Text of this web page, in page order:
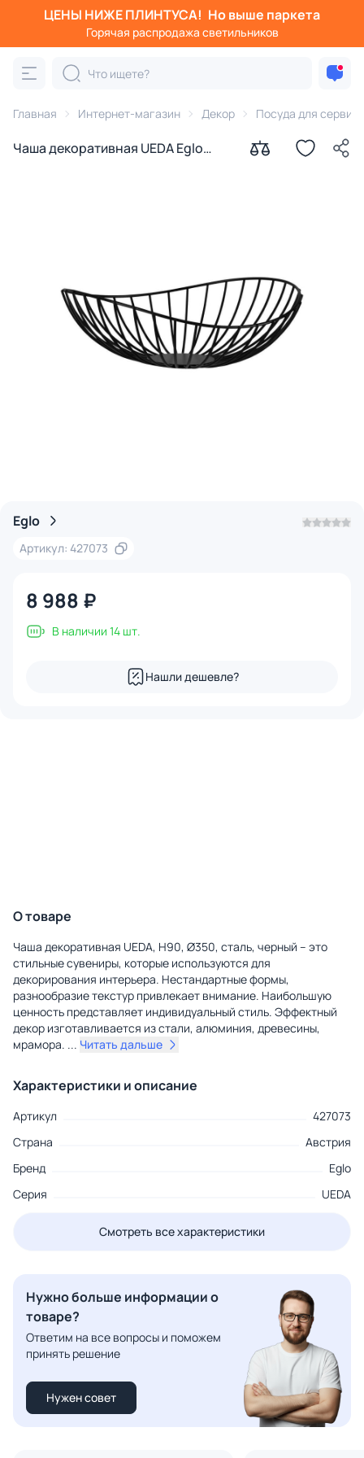
ЦЕНЫ НИЖЕ ПЛИНТУСА! Но выше паркета
Горячая распродажа светильников
Главная Интернет-магазин Декор Посуда для
Чаша декоративная UEDA Eglo
Eglo
Артикул: 427073
8 988 ₽
В наличии 14 шт.
Нашли дешевле?
О товаре
Чаша декоративная UEDA, H90, Ø350, сталь, черный – это
стильные сувениры, которые используются для
декорирования интерьера. Нестандартные формы,
разнообразие текстур привлекает внимание. Наибольшую
ценность представляет индивидуальный стиль. Эффектный
декор изготавливается из стали, алюминия, древесины,
мрамора. ... Читать дальше
Характеристики и описание
Артикул
427073
Страна
Австрия
Бренд
Eglo
Серия
UEDA
Смотреть все характеристики
Нужно больше информации о
товаре?
Ответим на все вопросы и поможем
принять решение
Нужен совет